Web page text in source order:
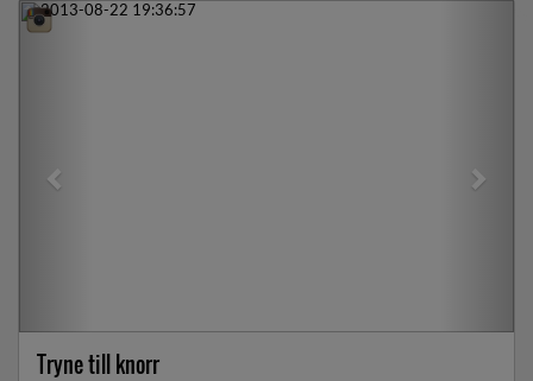
Previous
Tryne till knorr